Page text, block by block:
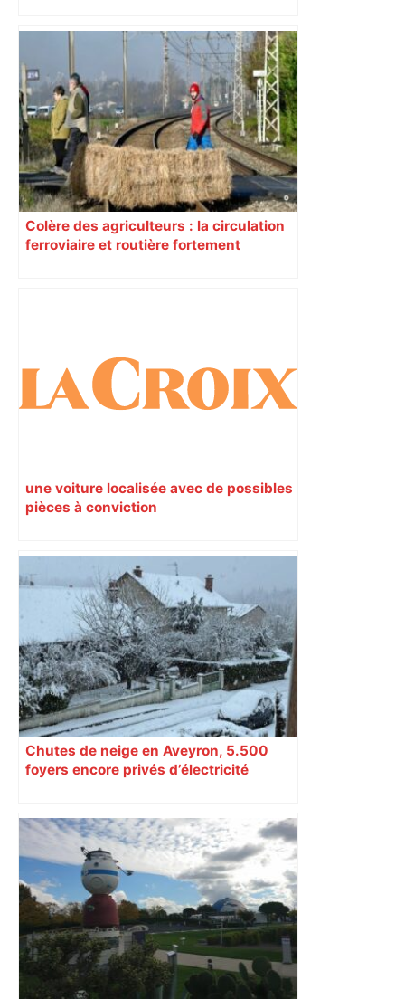
Colère des agriculteurs : la circulation
ferroviaire et routière fortement
une voiture localisée avec de possibles
pièces à conviction
Chutes de neige en Aveyron, 5.500
foyers encore privés d’électricité